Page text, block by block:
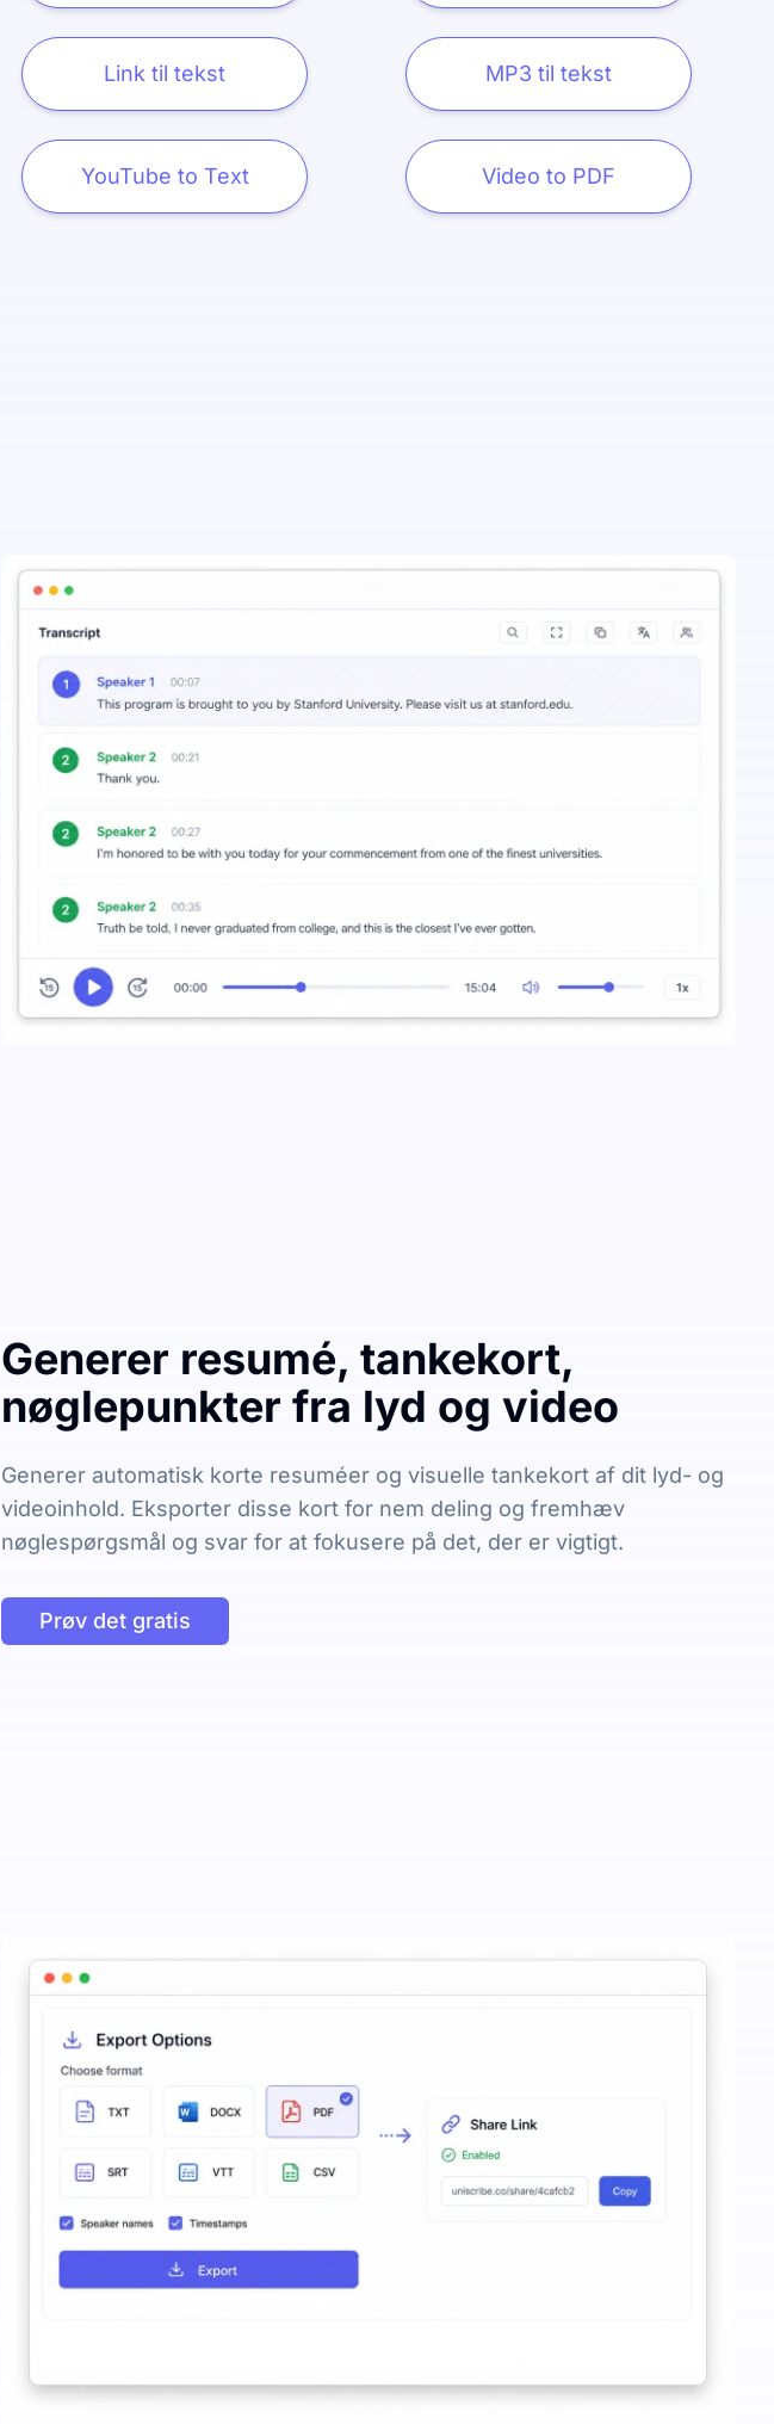
Link til tekst MP3 til tekst
YouTube to Text Video to PDF
Generer resumé, tankekort,
nøglepunkter fra lyd og video
Generer automatisk korte resuméer og visuelle tankekort af dit lyd- og
videoinhold. Eksporter disse kort for nem deling og fremhæv
nøglespørgsmål og svar for at fokusere på det, der er vigtigt.
Prøv det gratis